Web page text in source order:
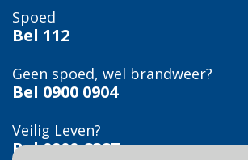
Spoed
Bel 112
Geen spoed, wel brandweer?
Bel 0900 0904
Veilig Leven?
Bel 0900-8387